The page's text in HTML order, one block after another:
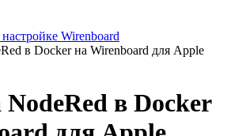
Wirenboard
в Docker на Wirenboard для Apple
NodeRed в Docker